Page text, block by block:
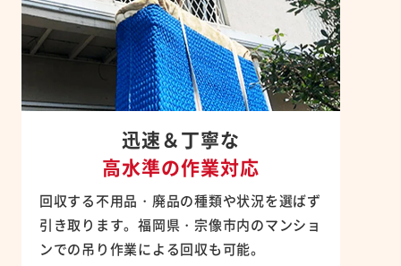
迅速＆丁寧な
高水準の作業対応
回収する不用品・廃品の種類や状況を選ばず
引き取ります。福岡県・宗像市内のマンショ
ンでの吊り作業による回収も可能。